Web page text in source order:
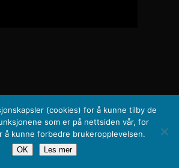
(cookies) for å kunne tilby de
som er på nettsiden vår, for
å kunne forbedre brukeropplevelsen.
OK Les mer